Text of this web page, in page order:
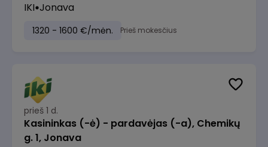
IKI Jonava
1320 - 1600 €/mėn. Prieš mokesčius
prieš 1 d.
Kasininkas (-ė) - pardavėjas (-a), Chemikų
g. 1, Jonava